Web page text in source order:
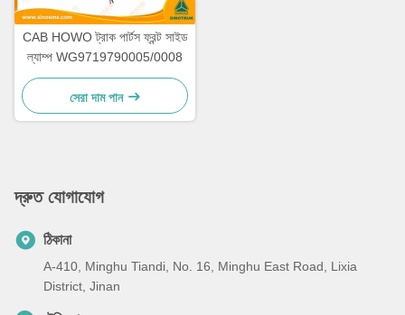
CAB HOWO ট্রাক পার্টস ফ্রন্ট সাইড
ল্যাম্প WG9719790005/0008
সেরা দাম পান
দ্রুত যোগাযোগ
ঠিকানা
A-410, Minghu Tiandi, No. 16, Minghu East Road, Lixia
District, Jinan